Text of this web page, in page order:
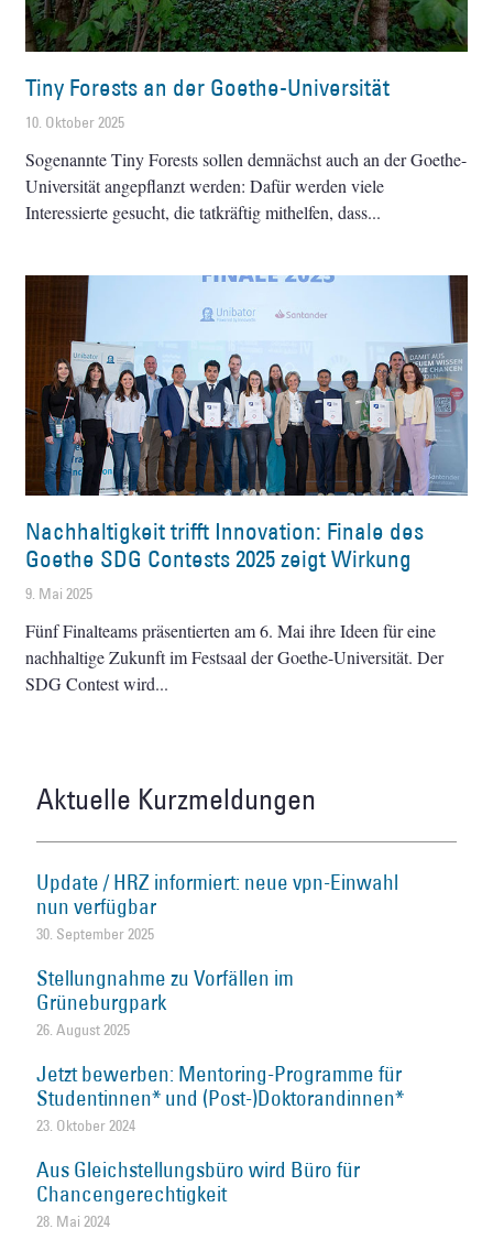
Tiny Forests an der Goethe-Universität
10. Oktober 2025
Sogenannte Tiny Forests sollen demnächst auch an der Goethe-
Universität angepflanzt werden: Dafür werden viele
Interessierte gesucht, die tatkräftig mithelfen, dass
Nachhaltigkeit trifft Innovation: Finale des
Goethe SDG Contests 2025 zeigt Wirkung
9. Mai 2025
Fünf Finalteams präsentierten am 6. Mai ihre Ideen für eine
nachhaltige Zukunft im Festsaal der Goethe-Universität. Der
SDG Contest wird
Aktuelle Kurzmeldungen
Update / HRZ informiert: neue vpn-Einwahl
nun verfügbar
30. September 2025
Stellungnahme zu Vorfällen im
Grüneburgpark
26. August 2025
Jetzt bewerben: Mentoring-Programme für
Studentinnen* und (Post-)Doktorandinnen*
23. Oktober 2024
Aus Gleichstellungsbüro wird Büro für
Chancengerechtigkeit
28. Mai 2024